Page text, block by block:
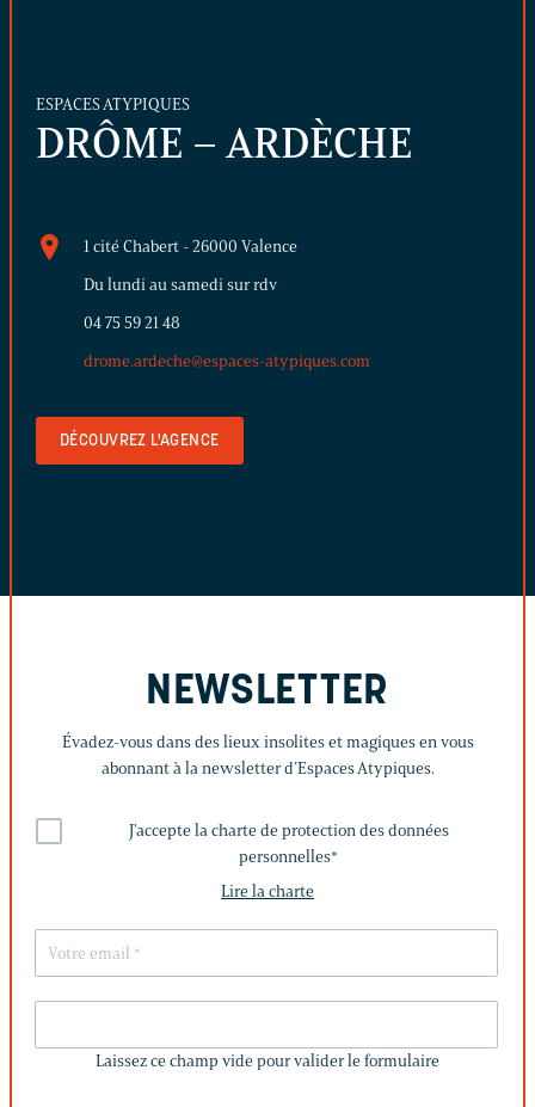
ESPACES ATYPIQUES
DRÔME – ARDÈCHE
1 cité Chabert - 26000 Valence
Du lundi au samedi sur rdv
04 75 59 21 48
drome.ardeche@espaces-atypiques.com
DÉCOUVREZ L'AGENCE
NEWSLETTER
Évadez-vous dans des lieux insolites et magiques en vous
abonnant à la newsletter d’Espaces Atypiques.
J'accepte la charte de protection des données
personnelles*
Lire la charte
CHAMP
Laissez ce champ vide pour valider le formulaire